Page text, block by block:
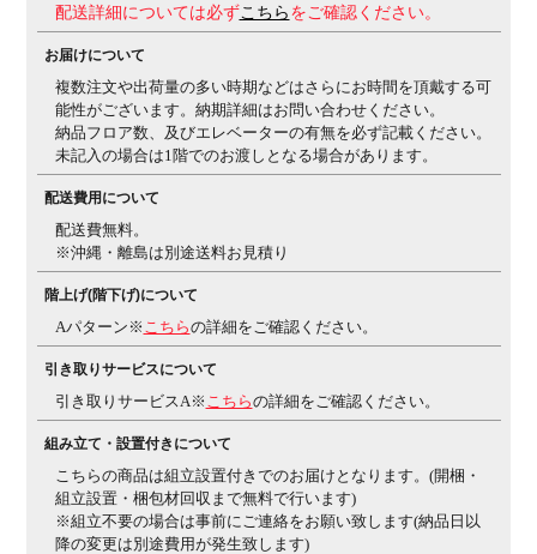
ルに座っている感覚で座面が360度自由に動きます。
背骨をS字形状にサポートし、自然に働きやすい姿勢に
整えます。
ャーサポートシート体圧分散を適正にするとともに、
前傾時の体の滑り落ちも防ぎます。・ローバック
ド背もたれ・座面
生産国 日本
梱包数
保証について 1～10年保証(部位により保証期間が変わります)
法人日本オフィス家具協会(JOIFA)規定に基づく
島などの一部地域では発送後に発生した不良・傷などに
よる返品・交換は承れない場合がございます
組み立て 現地組立品※お客様組み立て不要(現地にて業者が組み
備考 グリーン購入法適合商品
ご注意
クッションフロアー上ではご使用にならないでくださ
い。床を傷つける場合があります。
配送詳細については必ずこちら をご確認ください。
お届けについて
複数注文や出荷量の多い時期などはさらにお時間を頂戴する可
能性がございます。納期詳細はお問い合わせください。
納品フロア数、及びエレベーターの有無を必ず記載ください。
未記入の場合は1階でのお渡しとなる場合があります。
配送費用について
配送費無料。
※沖縄・離島は別途送料お見積り
階上げ(階下げ)について
Aパターン※ こちらの詳細をご確認ください。
引き取りサービスについて
引き取りサービスA※ こちらの詳細をご確認ください。
組み立て・設置付きについて
こちらの商品は組立設置付きでのお届けとなります。(開梱・
組立設置・梱包材回収まで無料で行います)
※組立不要の場合は事前にご連絡をお願い致します(納品日以
降の変更は別途費用が発生致します)